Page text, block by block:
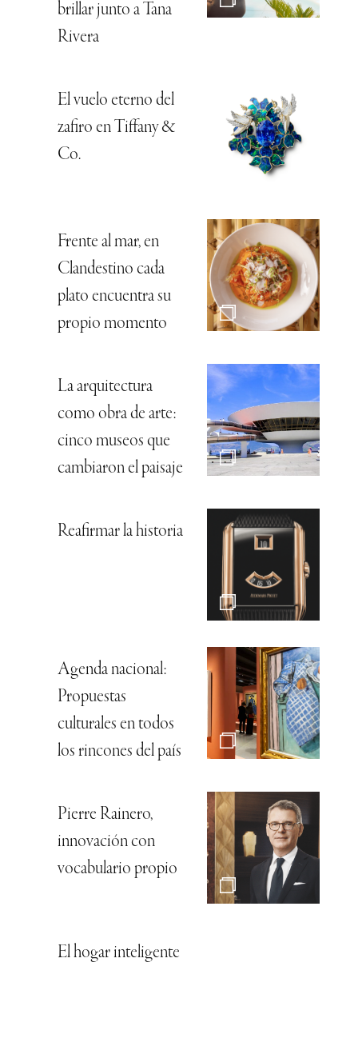
brillar junto a Tana
Rivera
El vuelo eterno del
zafiro en Tiffany &
Co.
Frente al mar, en
Clandestino cada
plato encuentra su
propio momento
La arquitectura
como obra de arte:
cinco museos que
cambiaron el paisaje
Reafirmar la historia
Agenda nacional:
Propuestas
culturales en todos
los rincones del país
Pierre Rainero,
innovación con
vocabulario propio
El hogar inteligente